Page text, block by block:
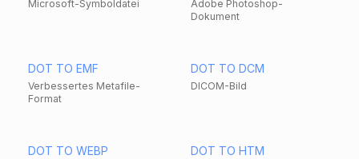
Microsoft-Symboldatei
Adobe Photoshop-
Dokument
DOT TO EMF
Verbessertes Metafile-
Format
DOT TO DCM
DICOM-Bild
DOT TO WEBP DOT TO HTM